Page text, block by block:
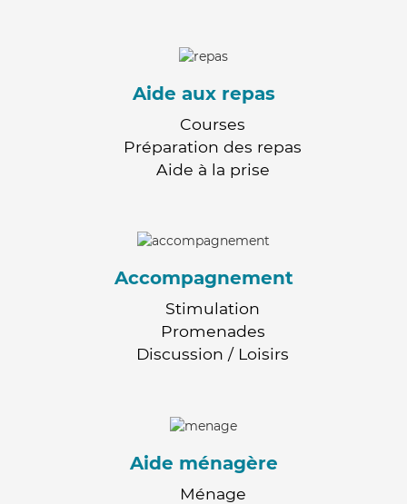
Aide aux repas
Courses
Préparation des repas
Aide à la prise
Accompagnement
Stimulation
Promenades
Discussion / Loisirs
Aide ménagère
Ménage